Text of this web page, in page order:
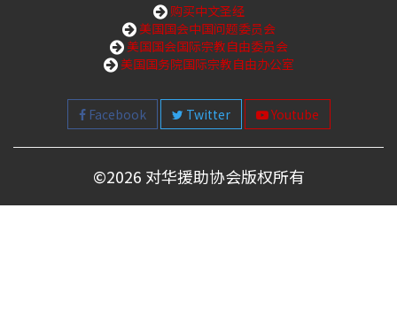
购买中文圣经
美国国会中国问题委员会
美国国会国际宗教自由委员会
美国国务院国际宗教自由办公室
Facebook Twitter Youtube
©2026 对华援助协会版权所有